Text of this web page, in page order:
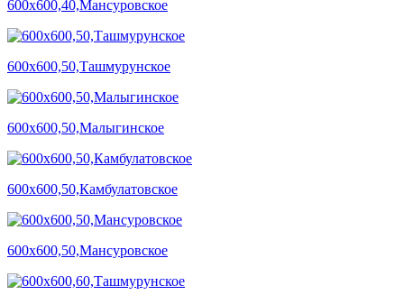
600х600,40,Мансуровское
600х600,50,Ташмурунское
600х600,50,Малыгинское
600х600,50,Камбулатовское
600х600,50,Мансуровское